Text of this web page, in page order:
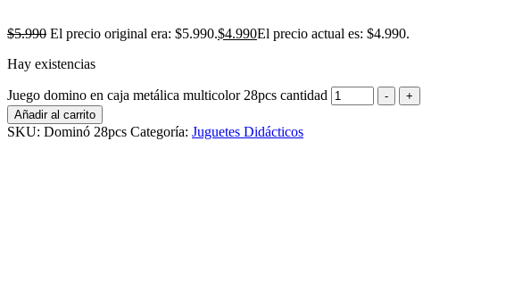
$5.990 El precio original era: $5.990.$4.990El precio actual es: $4.990.
Hay existencias
Juego domino en caja metálica multicolor 28pcs cantidad -
+
Añadir al carrito
SKU: Dominó 28pcs Categoría: Juguetes Didácticos